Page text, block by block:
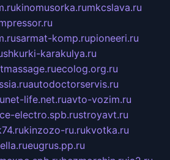
kinomusorka.rumkcslava.ru
sarmat-komp.rupioneeri.ru
shkurki-karakulya.ru
ecolog.org.ru
autodoctorservis.ru
net-life.net.ruavto-vozim.ru
electro.spb.rustroyavt.ru
kinzozo-ru.rukvotka.ru
eugrus.pp.ru